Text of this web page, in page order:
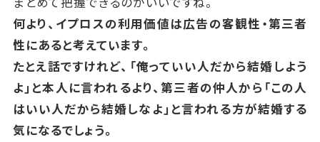
何より、イプロスの利用価値は広告の客観性・第三者
性にあると考えています。
たとえ話ですけれど、「俺っていい人だから結婚しよう
よ」と本人に言われるより、第三者の仲人から「この人
はいい人だから結婚しなよ」と言われる方が結婚する
気になるでしょう。